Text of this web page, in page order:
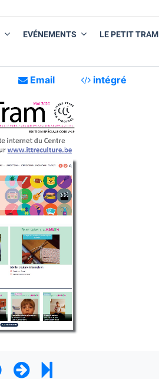
EVÉNEMENTS LE PETIT TRAM